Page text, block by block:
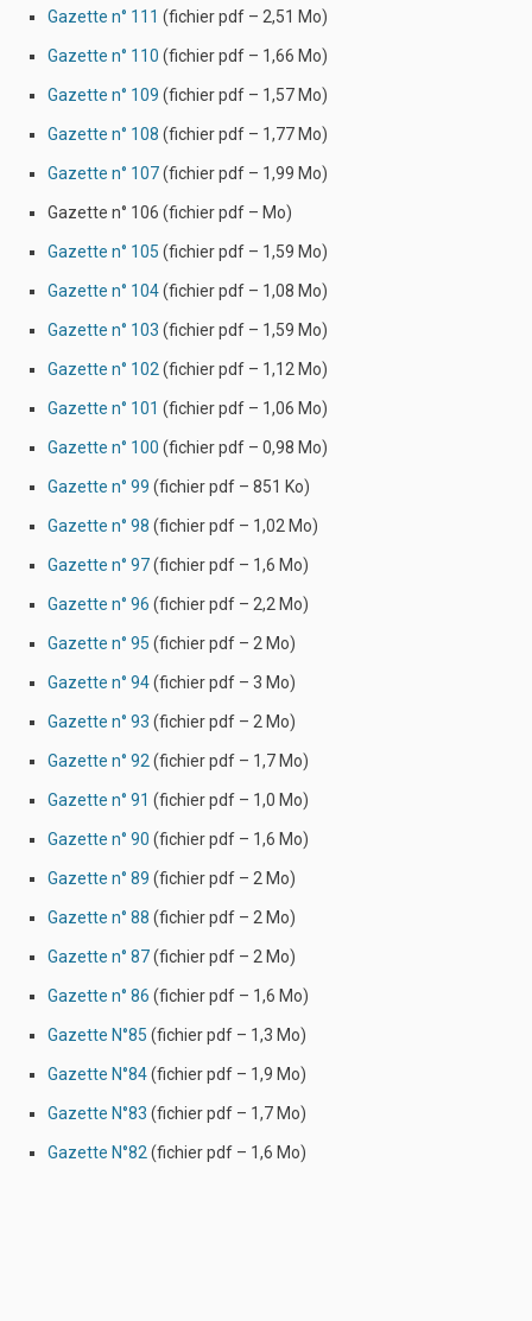
Gazette n° 111 (fichier pdf – 2,51 Mo)
Gazette n° 110 (fichier pdf – 1,66 Mo)
Gazette n° 109 (fichier pdf – 1,57 Mo)
Gazette n° 108 (fichier pdf – 1,77 Mo)
Gazette n° 107(fichier pdf – 1,99 Mo)
Gazette n° 106 (fichier pdf – Mo)
Gazette n° 105 (fichier pdf – 1,59 Mo)
Gazette n° 104(fichier pdf – 1,08 Mo)
Gazette n° 103 (fichier pdf – 1,59 Mo)
Gazette n° 102 (fichier pdf – 1,12 Mo)
Gazette n° 101 (fichier pdf – 1,06 Mo)
Gazette n° 100 (fichier pdf – 0,98 Mo)
Gazette n° 99 (fichier pdf – 851 Ko)
Gazette n° 98 (fichier pdf – 1,02 Mo)
Gazette n° 97(fichier pdf – 1,6 Mo)
Gazette n° 96 (fichier pdf – 2,2 Mo)
Gazette n° 95 (fichier pdf – 2 Mo)
Gazette n° 94(fichier pdf – 3 Mo)
Gazette n° 93 (fichier pdf – 2 Mo)
Gazette n° 92 (fichier pdf – 1,7 Mo)
Gazette n° 91 (fichier pdf – 1,0 Mo)
Gazette n° 90 (fichier pdf – 1,6 Mo)
Gazette n° 89 (fichier pdf – 2 Mo)
Gazette n° 88 (fichier pdf – 2 Mo)
Gazette n° 87(fichier pdf – 2 Mo)
Gazette n° 86 (fichier pdf – 1,6 Mo)
Gazette N°85 (fichier pdf – 1,3 Mo)
Gazette N°84(fichier pdf – 1,9 Mo)
Gazette N°83 (fichier pdf – 1,7 Mo)
Gazette N°82 (fichier pdf – 1,6 Mo)